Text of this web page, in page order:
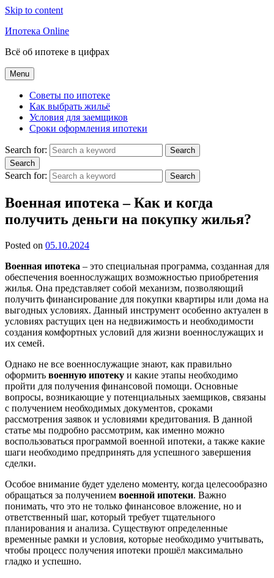
Skip to content
Ипотека Online
Всё об ипотеке в цифрах
Menu
Советы по ипотеке
Как выбрать жильё
Условия для заемщиков
Сроки оформления ипотеки
Search for:
Search
Search
Search for: Search
Военная ипотека – Как и когда
получить деньги на покупку жилья?
Posted on 05.10.2024
Военная ипотека – это специальная программа, созданная для
обеспечения военнослужащих возможностью приобретения
жилья. Она представляет собой механизм, позволяющий
получить финансирование для покупки квартиры или дома на
выгодных условиях. Данный инструмент особенно актуален в
условиях растущих цен на недвижимость и необходимости
создания комфортных условий для жизни военнослужащих и
их семей.
Однако не все военнослужащие знают, как правильно
оформить военную ипотеку и какие этапы необходимо
пройти для получения финансовой помощи. Основные
вопросы, возникающие у потенциальных заемщиков, связаны
с получением необходимых документов, сроками
рассмотрения заявок и условиями кредитования. В данной
статье мы подробно рассмотрим, как именно можно
воспользоваться программой военной ипотеки, а также какие
шаги необходимо предпринять для успешного завершения
сделки.
Особое внимание будет уделено моменту, когда целесообразно
обращаться за получением военной ипотеки. Важно
понимать, что это не только финансовое вложение, но и
ответственный шаг, который требует тщательного
планирования и анализа. Существуют определенные
временные рамки и условия, которые необходимо учитывать,
чтобы процесс получения ипотеки прошёл максимально
гладко и успешно.